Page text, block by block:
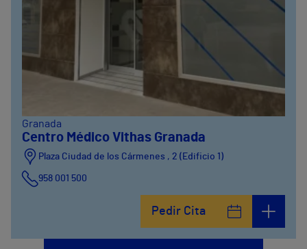
Granada
Centro Médico Vithas Granada
Plaza Ciudad de los Cármenes , 2 (Edificio 1)
958 001 500
Pedir Cita